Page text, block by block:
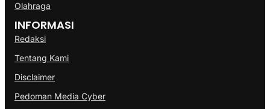
Olahraga
INFORMASI
Redaksi
Tentang Kami
Disclaimer
Pedoman Media Cyber